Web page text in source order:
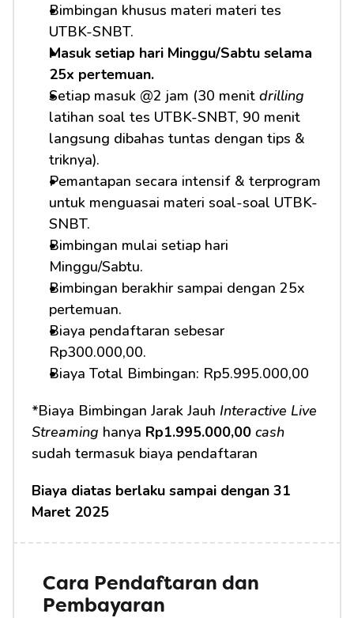
Bimbingan khusus materi materi tes
UTBK-SNBT.
Masuk setiap hari Minggu/Sabtu selama
25x pertemuan.
Setiap masuk @2 jam (30 menit drilling
latihan soal tes UTBK-SNBT, 90 menit
langsung dibahas tuntas dengan tips &
triknya).
Pemantapan secara intensif & terprogram
untuk menguasai materi soal-soal UTBK-
SNBT.
Bimbingan mulai setiap hari
Minggu/Sabtu.
Bimbingan berakhir sampai dengan 25x
pertemuan.
Biaya pendaftaran sebesar
Rp300.000,00.
Biaya Total Bimbingan: Rp5.995.000,00
*Biaya Bimbingan Jarak Jauh Interactive Live
Streaming hanya Rp1.995.000,00 cash
sudah termasuk biaya pendaftaran
Biaya diatas berlaku sampai dengan 31
Maret 2025
Cara Pendaftaran dan
Pembayaran